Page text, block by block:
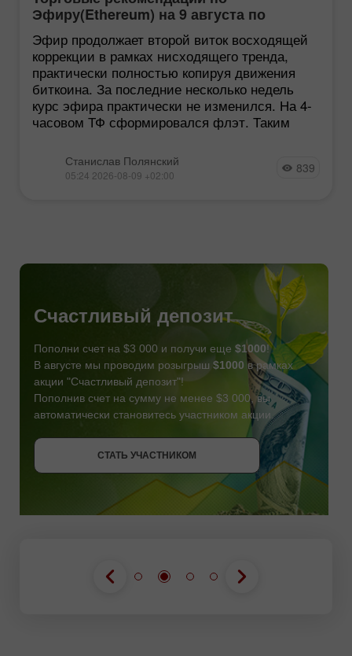
Эфиру(Ethereum) на 9 августа по
системе ICT
Эфир продолжает второй виток восходящей
коррекции в рамках нисходящего тренда,
практически полностью копируя движения
биткоина. За последние несколько недель
курс эфира практически не изменился. На 4-
часовом ТФ сформировался флэт. Таким
Станислав Полянский
05:24 2026-08-09 +02:00 839
СТАТЬ УЧАСТНИКОМ
Счастливый депозит
Пополни счет на $3 000 и получи еще $1000!
В августе мы проводим розыгрыш $1000 в рамках
акции "Счастливый депозит"!
Пополнив счет на сумму не менее $3 000, вы
автоматически становитесь участником акции.
СТАТЬ УЧАСТНИКОМ
ПОЛУЧИТЬ БОНУС